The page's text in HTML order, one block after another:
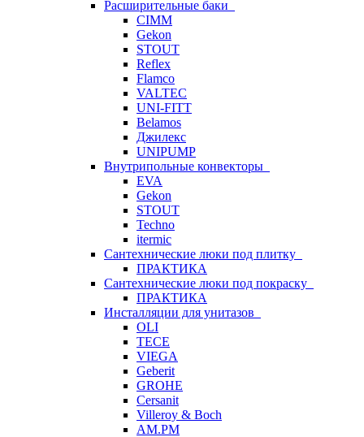
Расширительные баки
CIMM
Gekon
STOUT
Reflex
Flamco
VALTEC
UNI-FITT
Belamos
Джилекс
UNIPUMP
Внутрипольные конвекторы
EVA
Gekon
STOUT
Techno
itermic
Сантехнические люки под плитку
ПРАКТИКА
Сантехнические люки под покраску
ПРАКТИКА
Инсталляции для унитазов
OLI
TECE
VIEGA
Geberit
GROHE
Cersanit
Villeroy & Boch
AM.PM